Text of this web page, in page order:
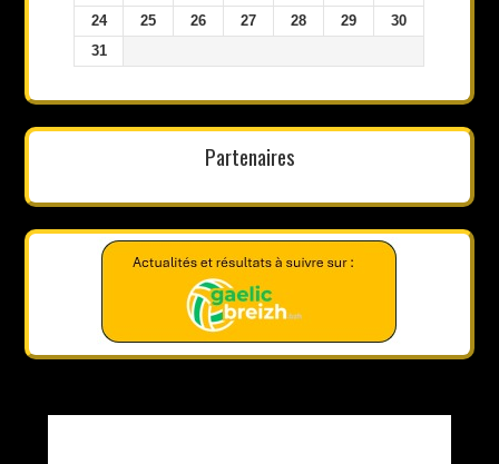
24
25 26 27 28 29
30
31
Partenaires